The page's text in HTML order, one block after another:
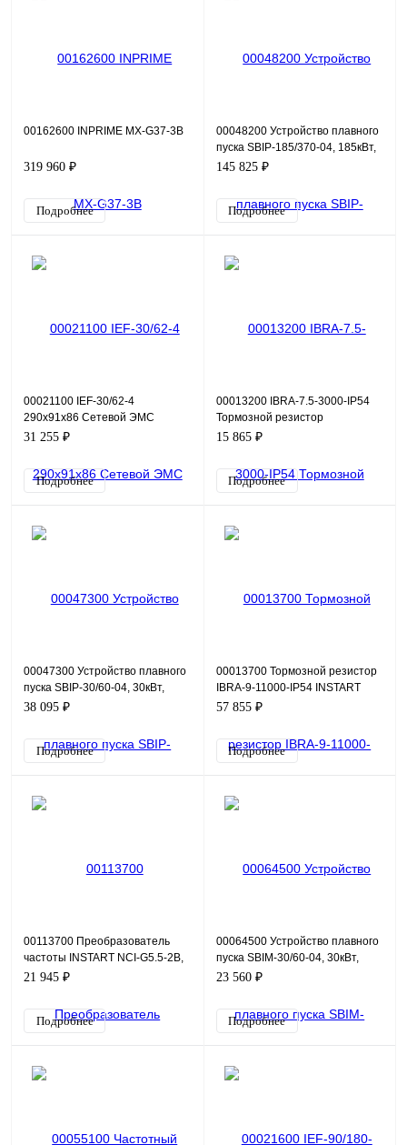
00162600 INPRIME MX-G37-3B
319 960 ₽
Подробнее
00048200 Устройство плавного
пуска SBIP-185/370-04, 185кВт,
380В
145 825 ₽
Подробнее
00021100 IEF-30/62-4
290х91х86 Сетевой ЭМС
фильтр
31 255 ₽
Подробнее
00013200 IBRA-7.5-3000-IP54
Тормозной резистор
15 865 ₽
Подробнее
00047300 Устройство плавного
пуска SBIP-30/60-04, 30кВт,
380В
38 095 ₽
Подробнее
00013700 Тормозной резистор
IBRA-9-11000-IP54 INSTART
57 855 ₽
Подробнее
00113700 Преобразователь
частоты INSTART NCI-G5.5-2B,
220В, 5,5кВт, 25А
21 945 ₽
Подробнее
00064500 Устройство плавного
пуска SBIM-30/60-04, 30кВт,
380В
23 560 ₽
Подробнее